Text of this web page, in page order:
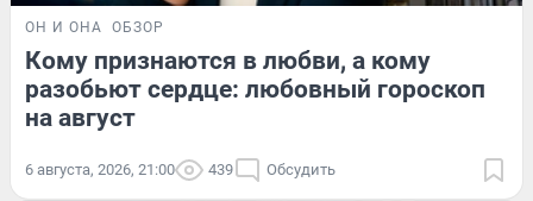
ОН И ОНА ОБЗОР
Кому признаются в любви, а кому
разобьют сердце: любовный гороскоп
на август
6 августа, 2026, 21:00 439 Обсудить